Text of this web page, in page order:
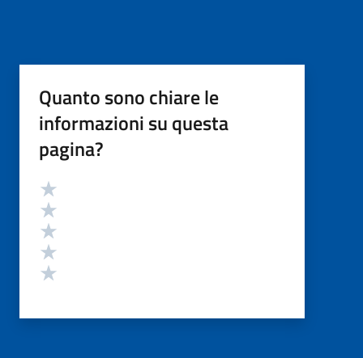
Quanto sono chiare le
informazioni su questa
pagina?
Valutazione